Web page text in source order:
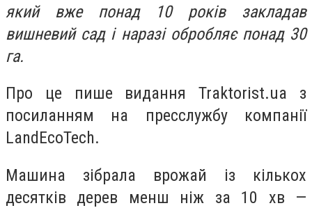
який вже понад 10 років закладав
вишневий сад і наразі обробляє понад 30
га.
Про це пише видання Traktorist.ua з
посиланням на пресслужбу компанії
LandEcoTech.
Машина зібрала врожай із кількох
десятків дерев менш ніж за 10 хв —